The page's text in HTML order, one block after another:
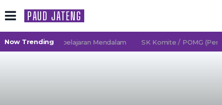
PAUD JATENG
Now Trending
2027 TK Pembelajaran Mendalam SK Komite / POMG